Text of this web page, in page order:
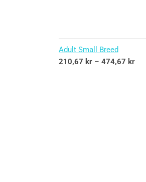
Adult Small Breed
210,67 kr– 474,67 kr